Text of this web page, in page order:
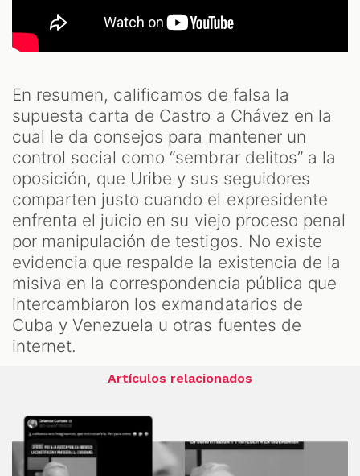
En resumen, calificamos de falsa la
supuesta carta de Castro a Chávez en la
cual le da consejos para mantener un
control social como “sembrar delitos” a la
oposición, que Uribe y sus seguidores
comparten justo cuando el expresidente
enfrenta el juicio en su viejo proceso penal
por manipulación de testigos. No existe
evidencia que respalde la existencia de la
misiva en la correspondencia pública que
intercambiaron los exmandatarios de
Cuba y Venezuela u otras fuentes de
internet.
Artículos relacionados